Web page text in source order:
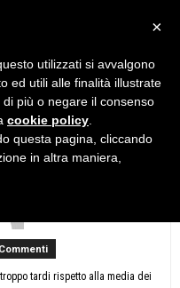
tardi rispetto alla media dei
×
utilizzati si avvalgono
ed utili alle finalità illustrate
più o negare il consenso
cookie policy
questa pagina, cliccando
in altra maniera,